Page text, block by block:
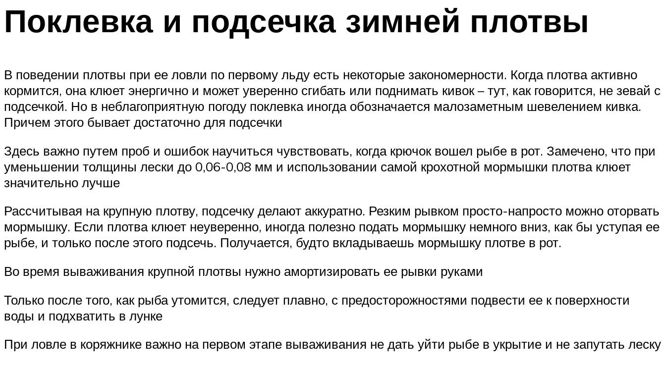
Поклевка и подсечка зимней плотвы
В поведении плотвы при ее ловли по первому льду есть некоторые закономерности. Когда плотва активно
кормится, она клюет энергично и может уверенно сгибать или поднимать кивок – тут, как говорится, не зевай с
подсечкой. Но в неблагоприятную погоду поклевка иногда обозначается малозаметным шевелением кивка.
Причем этого бывает достаточно для подсечки
Здесь важно путем проб и ошибок научиться чувствовать, когда крючок вошел рыбе в рот. Замечено, что при
уменьшении толщины лески до 0,06-0,08 мм и использовании самой крохотной мормышки плотва клюет
значительно лучше
Рассчитывая на крупную плотву, подсечку делают аккуратно. Резким рывком просто-напросто можно оторвать
мормышку. Если плотва клюет неуверенно, иногда полезно подать мормышку немного вниз, как бы уступая ее
рыбе, и только после этого подсечь. Получается, будто вкладываешь мормышку плотве в рот.
Во время вываживания крупной плотвы нужно амортизировать ее рывки руками
Только после того, как рыба утомится, следует плавно, с предосторожностями подвести ее к поверхности
воды и подхватить в лунке
При ловле в коряжнике важно на первом этапе вываживания не дать уйти рыбе в укрытие и не запутать леску